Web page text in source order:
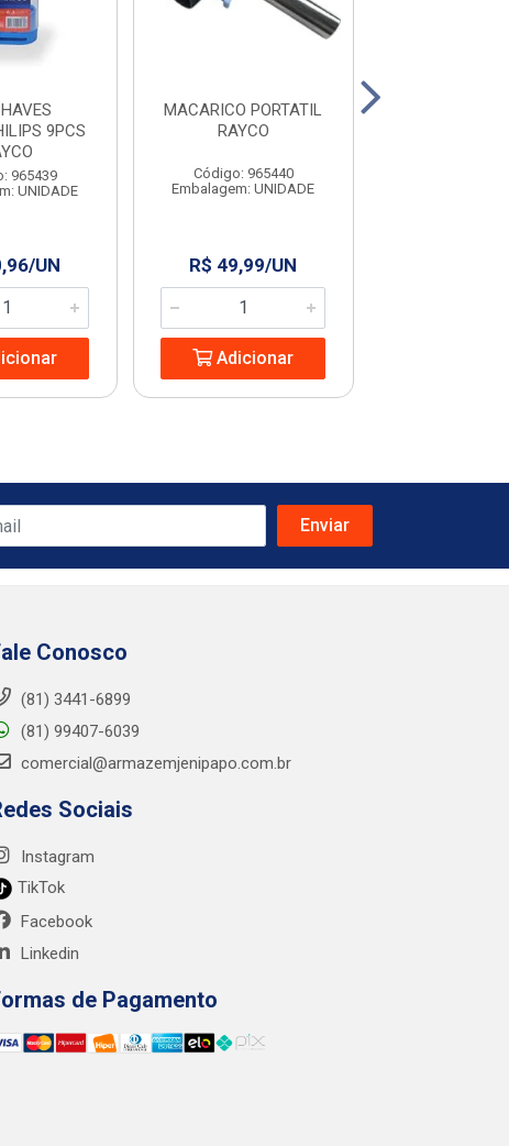
9PCS
965439
UNIDADE
UN
MACARICO PORTATIL
RAYCO
Código: 965440
Embalagem: UNIDADE
R$ 49,99/UN
Adicionar
Conosco
(81) 3441-6899
(81) 99407-6039
comercial@armazemjenipapo.com.br
Sociais
Instagram
TikTok
Facebook
Linkedin
de Pagamento